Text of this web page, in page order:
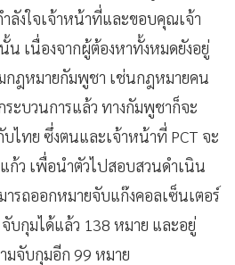
ลังใจเจ้าหน้าที่และขอบคุณเจ้า
เนื่องจากผู้ต้องหาทั้งหมดยังอยู่
กฎหมายกัมพูชา เช่นกฎหมายคน
ระบวนการแล้ว ทางกัมพูชาก็จะ
ไทย ซึ่งตนและเจ้าหน้าที่ PCT จะ
ก้ว เพื่อนำตัวไปสอบสวนดำเนิน
ารถออกหมายจับแก๊งคอลเซ็นเตอร์
บกุมได้แล้ว 138 หมาย และอยู่
มจับกุมอีก 99 หมาย